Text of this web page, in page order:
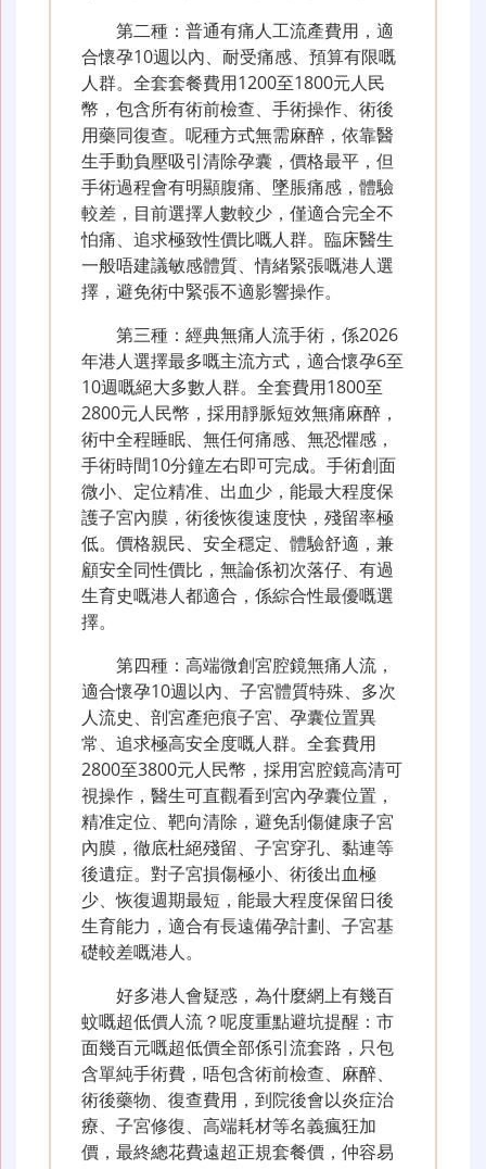
第二種：普通有痛人工流產費用，適
合懷孕10週以內、耐受痛感、預算有限嘅
人群。全套套餐費用1200至1800元人民
幣，包含所有術前檢查、手術操作、術後
用藥同復查。呢種方式無需麻醉，依靠醫
生手動負壓吸引清除孕囊，價格最平，但
手術過程會有明顯腹痛、墜脹痛感，體驗
較差，目前選擇人數較少，僅適合完全不
怕痛、追求極致性價比嘅人群。臨床醫生
一般唔建議敏感體質、情緒緊張嘅港人選
擇，避免術中緊張不適影響操作。
第三種：經典無痛人流手術，係2026
年港人選擇最多嘅主流方式，適合懷孕6至
10週嘅絕大多數人群。全套費用1800至
2800元人民幣，採用靜脈短效無痛麻醉，
術中全程睡眠、無任何痛感、無恐懼感，
手術時間10分鐘左右即可完成。手術創面
微小、定位精准、出血少，能最大程度保
護子宮內膜，術後恢復速度快，殘留率極
低。價格親民、安全穩定、體驗舒適，兼
顧安全同性價比，無論係初次落仔、有過
生育史嘅港人都適合，係綜合性最優嘅選
擇。
第四種：高端微創宮腔鏡無痛人流，
適合懷孕10週以內、子宮體質特殊、多次
人流史、剖宮產疤痕子宮、孕囊位置異
常、追求極高安全度嘅人群。全套費用
2800至3800元人民幣，採用宮腔鏡高清可
視操作，醫生可直觀看到宮內孕囊位置，
精准定位、靶向清除，避免刮傷健康子宮
內膜，徹底杜絕殘留、子宮穿孔、黏連等
後遺症。對子宮損傷極小、術後出血極
少、恢復週期最短，能最大程度保留日後
生育能力，適合有長遠備孕計劃、子宮基
礎較差嘅港人。
好多港人會疑惑，為什麼網上有幾百
蚊嘅超低價人流？呢度重點避坑提醒：市
面幾百元嘅超低價全部係引流套路，只包
含單純手術費，唔包含術前檢查、麻醉、
術後藥物、復查費用，到院後會以炎症治
療、子宮修復、高端耗材等名義瘋狂加
價，最終總花費遠超正規套餐價，仲容易